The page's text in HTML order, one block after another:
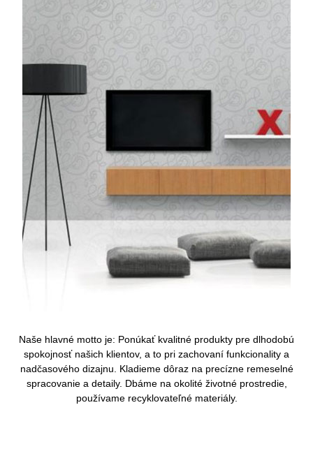
Naše hlavné motto je: Ponúkať kvalitné produkty pre dlhodobú
spokojnosť našich klientov, a to pri zachovaní funkcionality a
nadčasového dizajnu. Kladieme dôraz na precízne remeselné
spracovanie a detaily. Dbáme na okolité životné prostredie,
používame recyklovateľné materiály.